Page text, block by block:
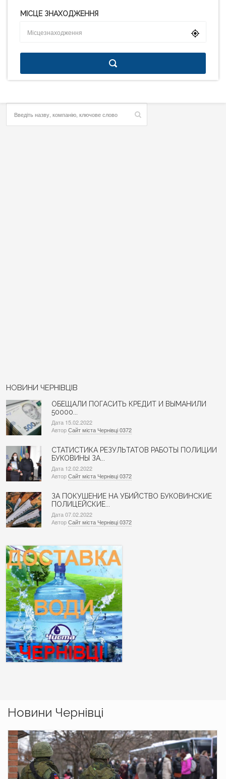
МІСЦЕ ЗНАХОДЖЕННЯ
НОВИНИ ЧЕРНІВЦІВ
ОБЕЩАЛИ ПОГАСИТЬ КРЕДИТ И ВЫМАНИЛИ
50000...
Дата 15.02.2022
АвторСайт міста Чернівці 0372
СТАТИСТИКА РЕЗУЛЬТАТОВ РАБОТЫ ПОЛИЦИИ
БУКОВИНЫ ЗА...
Дата 12.02.2022
АвторСайт міста Чернівці 0372
ЗА ПОКУШЕНИЕ НА УБИЙСТВО БУКОВИНСКИЕ
ПОЛИЦЕЙСКИЕ...
Дата 07.02.2022
АвторСайт міста Чернівці 0372
Новини Чернівці